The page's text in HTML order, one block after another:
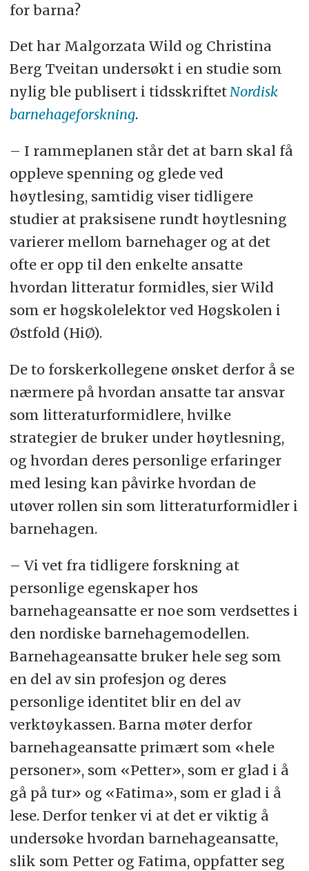
for barna?
Det har Malgorzata Wild og Christina
Berg Tveitan undersøkt i en studie som
nylig ble publisert i tidsskriftetNordisk
barnehageforskning.
– I rammeplanen står det at barn skal få
oppleve spenning og glede ved
høytlesing, samtidig viser tidligere
studier at praksisene rundt høytlesning
varierer mellom barnehager og at det
ofte er opp til den enkelte ansatte
hvordan litteratur formidles, sier Wild
som er høgskolelektor ved Høgskolen i
Østfold (HiØ).
De to forskerkollegene ønsket derfor å se
nærmere på hvordan ansatte tar ansvar
som litteraturformidlere, hvilke
strategier de bruker under høytlesning,
og hvordan deres personlige erfaringer
med lesing kan påvirke hvordan de
utøver rollen sin som litteraturformidler i
barnehagen.
– Vi vet fra tidligere forskning at
personlige egenskaper hos
barnehageansatte er noe som verdsettes i
den nordiske barnehagemodellen.
Barnehageansatte bruker hele seg som
en del av sin profesjon og deres
personlige identitet blir en del av
verktøykassen. Barna møter derfor
barnehageansatte primært som «hele
personer», som «Petter», som er glad i å
gå på tur» og «Fatima», som er glad i å
lese. Derfor tenker vi at det er viktig å
undersøke hvordan barnehageansatte,
slik som Petter og Fatima, oppfatter seg